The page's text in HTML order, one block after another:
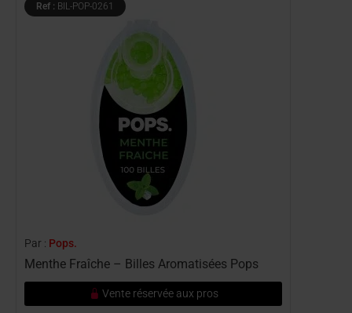
Ref : BIL-POP-0261
Par : Pops.
Menthe Fraîche – Billes Aromatisées Pops
Vente réservée aux pros